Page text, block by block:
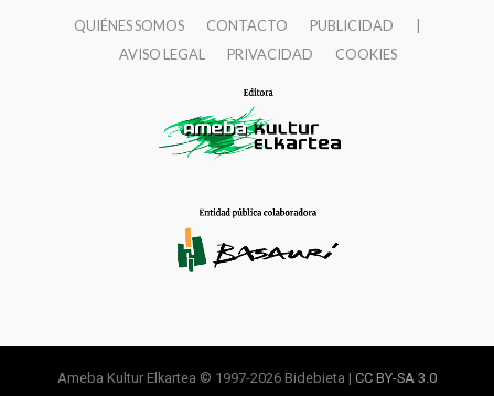
QUIÉNES SOMOS CONTACTO PUBLICIDAD
AVISO LEGAL
PRIVACIDAD COOKIES
Ameba Kultur Elkartea © 1997-2026 Bidebieta | CC BY-SA 3.0